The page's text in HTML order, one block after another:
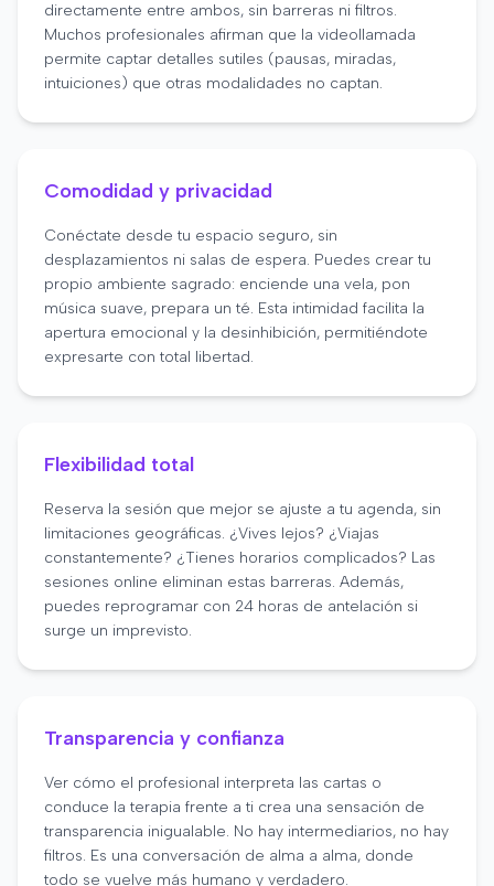
directamente entre ambos, sin barreras ni filtros.
Muchos profesionales afirman que la videollamada
permite captar detalles sutiles (pausas, miradas,
intuiciones) que otras modalidades no captan.
Comodidad y privacidad
Conéctate desde tu espacio seguro, sin
desplazamientos ni salas de espera. Puedes crear tu
propio ambiente sagrado: enciende una vela, pon
música suave, prepara un té. Esta intimidad facilita la
apertura emocional y la desinhibición, permitiéndote
expresarte con total libertad.
Flexibilidad total
Reserva la sesión que mejor se ajuste a tu agenda, sin
limitaciones geográficas. ¿Vives lejos? ¿Viajas
constantemente? ¿Tienes horarios complicados? Las
sesiones online eliminan estas barreras. Además,
puedes reprogramar con 24 horas de antelación si
surge un imprevisto.
Transparencia y confianza
Ver cómo el profesional interpreta las cartas o
conduce la terapia frente a ti crea una sensación de
transparencia inigualable. No hay intermediarios, no hay
filtros. Es una conversación de alma a alma, donde
todo se vuelve más humano y verdadero.